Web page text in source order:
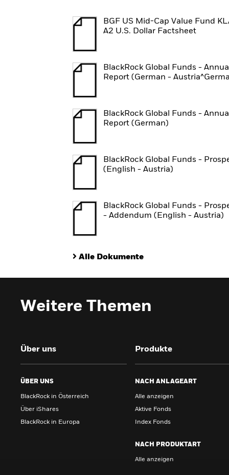
BGF US Mid-Cap Value Fund
A2 U.S. Dollar Factsheet
BlackRock Global Funds -
Report (German -
BlackRock Global Funds -
Report (German)
BlackRock Global Funds -
(English - Austria)
BlackRock Global Funds -
- Addendum (English - Austria)
Alle Dokumente
Weitere Themen
Über uns
ÜBER UNS
BlackRock in Österreich
Über iShares
BlackRock in Europa
Produkte
NACH ANLAGEART
Alle anzeigen
Aktive Fonds
Index Fonds
NACH PRODUKTART
Alle anzeigen